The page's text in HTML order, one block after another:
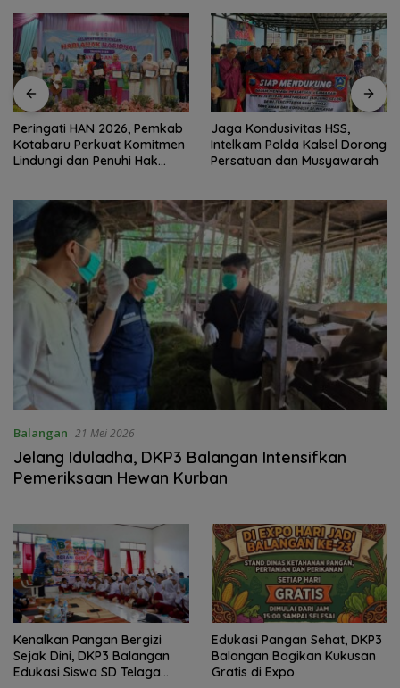
Peringati HAN 2026, Pemkab
Kotabaru Perkuat Komitmen
Lindungi dan Penuhi Hak
Jaga Kondusivitas HSS,
Intelkam Polda Kalsel Dorong
Persatuan dan Musyawarah
Balangan 21 Mei 2026
Jelang Iduladha, DKP3 Balangan Intensifkan
Pemeriksaan Hewan Kurban
Kenalkan Pangan Bergizi
Sejak Dini, DKP3 Balangan
Edukasi Siswa SD Telaga
Edukasi Pangan Sehat, DKP3
Balangan Bagikan Kukusan
Gratis di Expo